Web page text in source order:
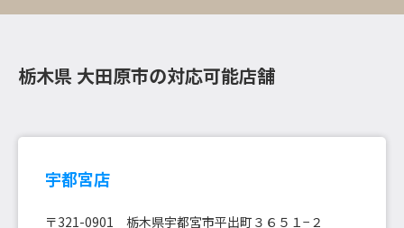
栃木県 大田原市の対応可能店舗
宇都宮店
〒321-0901 栃木県宇都宮市平出町３６５１−２